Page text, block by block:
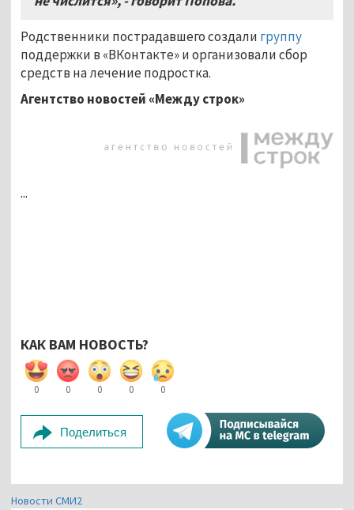
Родственники пострадавшего создали группу
поддержки в «ВКонтакте» и организовали сбор
средств на лечение подростка.
Агентство новостей «Между строк»
...
КАК ВАМ НОВОСТЬ?
0 0 0 0 0
Поделиться
Новости СМИ2